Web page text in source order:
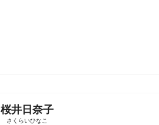
桜井日奈子
さくらいひなこ